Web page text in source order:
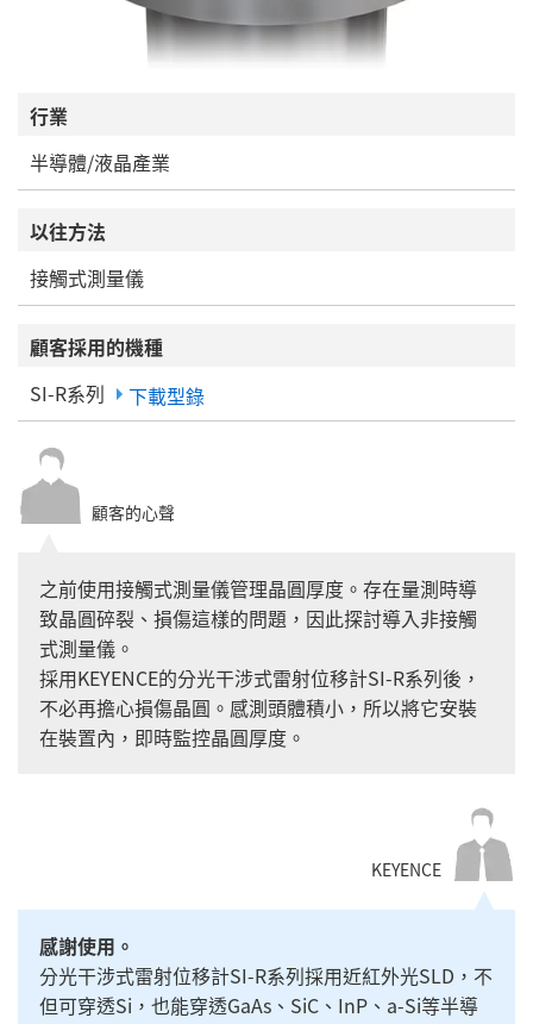
行業
半導體/液晶產業
以往方法
接觸式測量儀
顧客採用的機種
SI-R系列
下載型錄
顧客的心聲
之前使用接觸式測量儀管理晶圓厚度。存在量測時導
致晶圓碎裂、損傷這樣的問題，因此探討導入非接觸
式測量儀。
採用KEYENCE的分光干涉式雷射位移計SI-R系列後，
不必再擔心損傷晶圓。感測頭體積小，所以將它安裝
在裝置內，即時監控晶圓厚度。
KEYENCE
感謝使用。
分光干涉式雷射位移計SI-R系列採用近紅外光SLD，不
但可穿透Si，也能穿透GaAs、SiC、InP、a-Si等半導